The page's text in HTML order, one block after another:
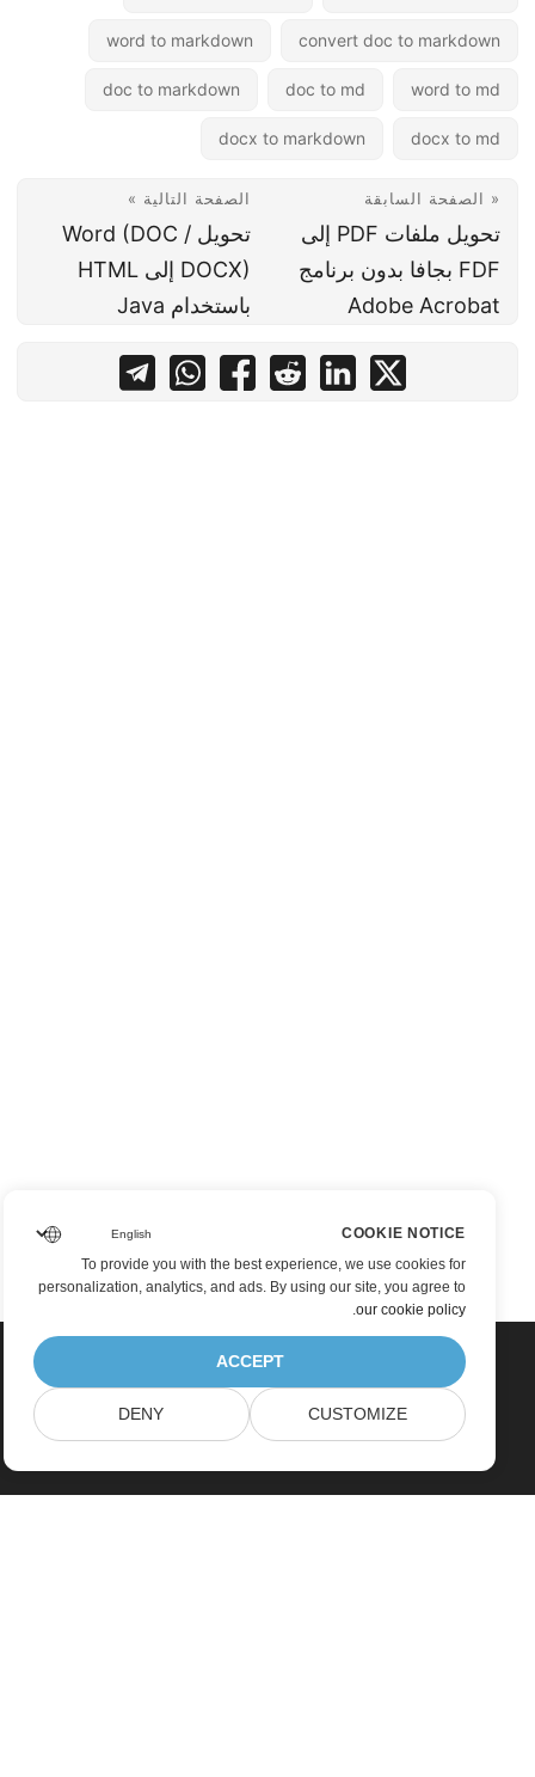
convert doc to markdown
word to markdown
word to md
doc to md
doc to markdown
docx to md
docx to markdown
« الصفحة السابقة
تحويل ملفات PDF إلى
FDF بجافا بدون برنامج
Adobe Acrobat
الصفحة التالية »
تحويل Word (DOC /
DOCX) إلى HTML
باستخدام Java
COOKIE NOTICE
To provide you with the best experience, we use cookies for
personalization, analytics, and ads. By using our site, you agree to
our cookie policy
.
ACCEPT
CUSTOMIZE
DENY